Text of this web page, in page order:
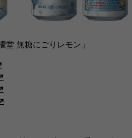
堂 無糖にごりレモン」